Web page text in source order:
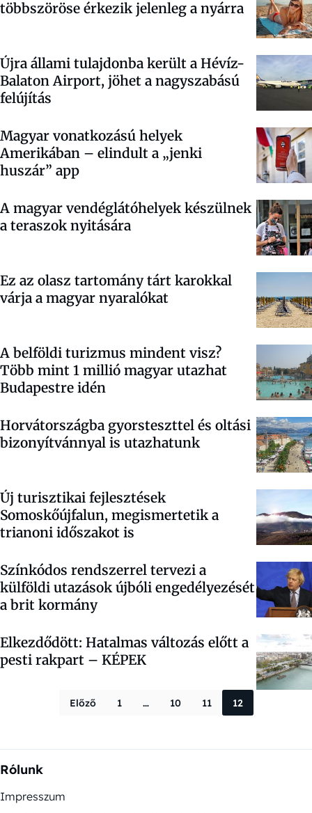
többszöröse érkezik jelenleg a nyárra
Újra állami tulajdonba került a Hévíz-
Balaton Airport, jöhet a nagyszabású
felújítás
Magyar vonatkozású helyek
Amerikában – elindult a „jenki
huszár” app
A magyar vendéglátóhelyek készülnek
a teraszok nyitására
Ez az olasz tartomány tárt karokkal
várja a magyar nyaralókat
A belföldi turizmus mindent visz?
Több mint 1 millió magyar utazhat
Budapestre idén
Horvátországba gyorsteszttel és oltási
bizonyítvánnyal is utazhatunk
Új turisztikai fejlesztések
Somoskőújfalun, megismertetik a
trianoni időszakot is
Színkódos rendszerrel tervezi a
külföldi utazások újbóli engedélyezését
a brit kormány
Elkezdődött: Hatalmas változás előtt a
pesti rakpart – KÉPEK
Bejegyzések
Előző 1 … 10 11 12
Rólunk
Impresszum